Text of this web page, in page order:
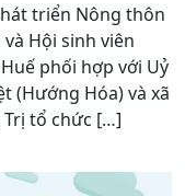
triển Nông thôn
Hội sinh viên
phối hợp với Uỷ
(Hướng Hóa) và xã
Trị tổ chức […]